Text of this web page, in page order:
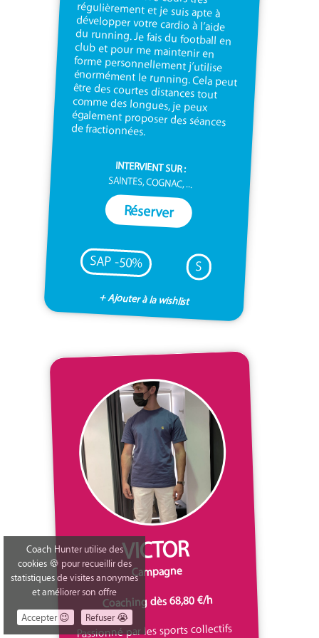
de fractionnées.
INTERVIENT SUR :
SAINTES, COGNAC, ...
Réserver
SAP -50% S
+ Ajouter à la wishlist
VICTOR
Campagne
Coaching dès 68,80 €/h
Passionné par les sports collectifs
Coach Hunter utilise des
cookies 🍪 pour recueillir des
statistiques de visites anonymes
et améliorer son offre
Accepter 😉
Refuser 😭